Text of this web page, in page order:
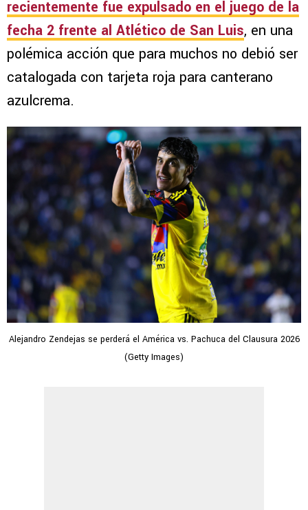
recientemente fue expulsado en el juego de la
fecha 2 frente al Atlético de San Luis, en una
polémica acción que para muchos no debió ser
catalogada con tarjeta roja para canterano
azulcrema.
Alejandro Zendejas se perderá el América vs. Pachuca del Clausura 2026
(Getty Images)